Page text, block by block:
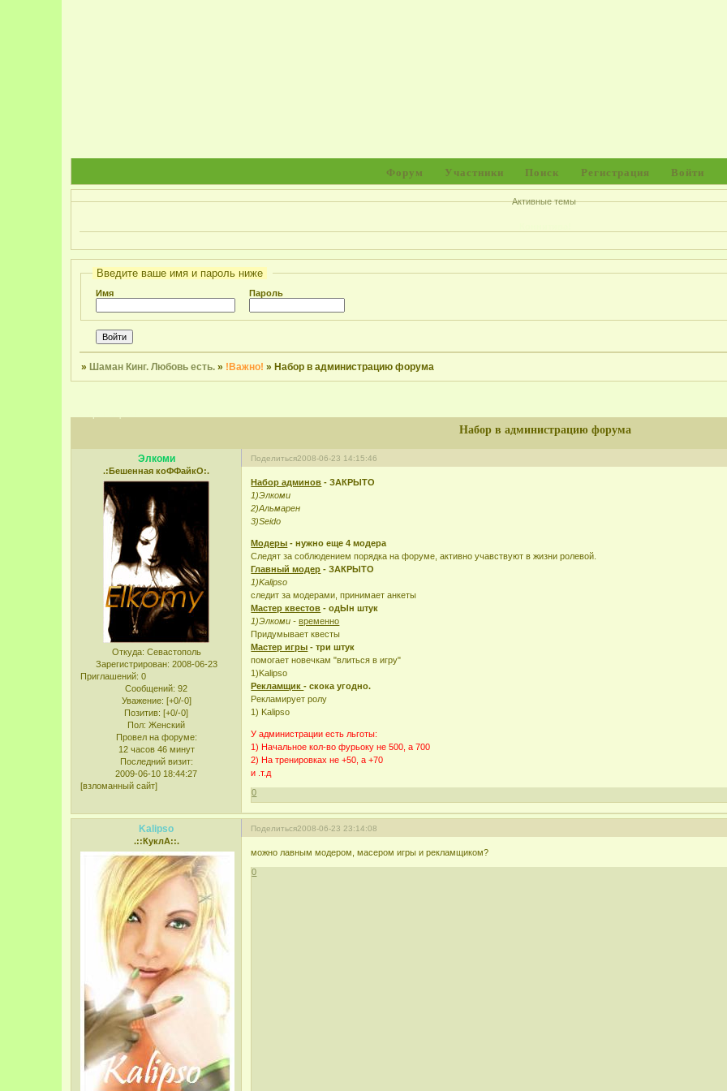
Форум Участники Поиск Регистрация Войти
Активные темы
Введите ваше имя и пароль ниже
Имя Пароль
»Шаман Кинг. Любовь есть. » !Важно! »Набор в администрацию форума
Набор в администрацию форума
Поделиться2008-06-23 14:15:46
Элкоми
.:Бешенная коФФайкО:.
Откуда: Севастополь
Зарегистрирован: 2008-06-23
Приглашений: 0
Сообщений: 92
Уважение: [+0/-0]
Позитив: [+0/-0]
Пол: Женский
Провел на форуме:
12 часов 46 минут
Последний визит:
2009-06-10 18:44:27
[взломанный сайт]
Набор админов - ЗАКРЫТО
1)Элкоми
2)Альмарен
3)Seido
Модеры - нужно еще 4 модера
Следят за соблюдением порядка на форуме, активно учавствуют в жизни ролевой.
Главный модер - ЗАКРЫТО
1)Kalipso
следит за модерами, принимает анкеты
Мастер квестов - одЫн штук
1)Элкоми -временно
Придумывает квесты
Мастер игры - три штук
помогает новечкам "влиться в игру"
1)Kalipso
Рекламщик- скока угодно.
Рекламирует ролу
1) Kalipso
У администрации есть льготы:
1) Начальное кол-во фурьоку не 500, а 700
2) На тренировках не +50, а +70
и .т.д
0
Поделиться2008-06-23 23:14:08
Kalipso
.::КуклА::.
можно лавным модером, масером игры и рекламщиком?
0